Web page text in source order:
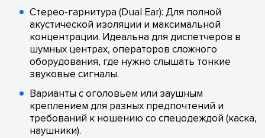
Стерео-гарнитура (Dual Ear): Для полной
акустической изоляции и максимальной
концентрации. Идеальна для диспетчеров в
шумных центрах, операторов сложного
оборудования, где нужно слышать тонкие
звуковые сигналы.
Варианты с оголовьем или заушным
креплением для разных предпочтений и
требований к ношению со спецодеждой (каска,
наушники).